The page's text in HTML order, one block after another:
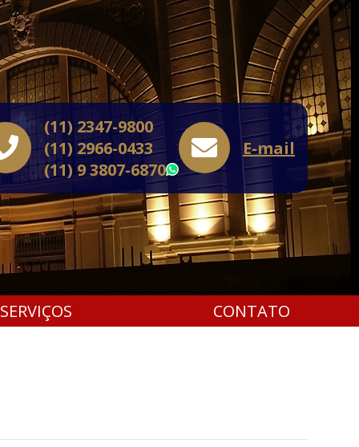
(11) 2347-9800
(11) 2966-0433
(11) 9 3807-6870
WhatsApp
E-mail
SERVIÇOS CONTATO